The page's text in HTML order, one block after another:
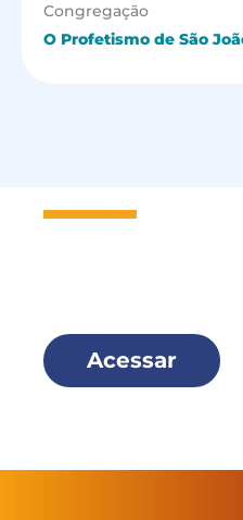
Congregação
O Profetismo de São
Acessar